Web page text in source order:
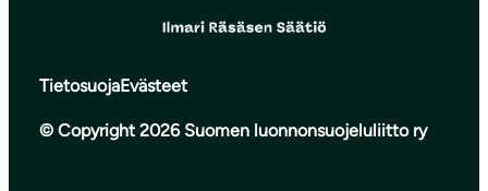
TietosuojaEvästeet
© Copyright 2026 Suomen luonnonsuojeluliitto ry